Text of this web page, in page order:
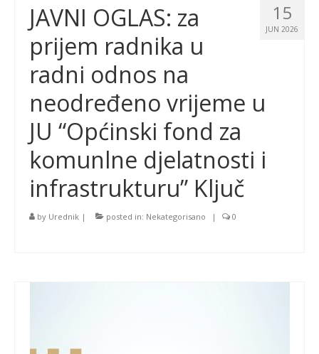
15
JUN 2026
JAVNI OGLAS: za
prijem radnika u
radni odnos na
neodređeno vrijeme u
JU “Općinski fond za
komunlne djelatnosti i
infrastrukturu” Ključ
by Urednik | posted in: Nekategorisano | 0